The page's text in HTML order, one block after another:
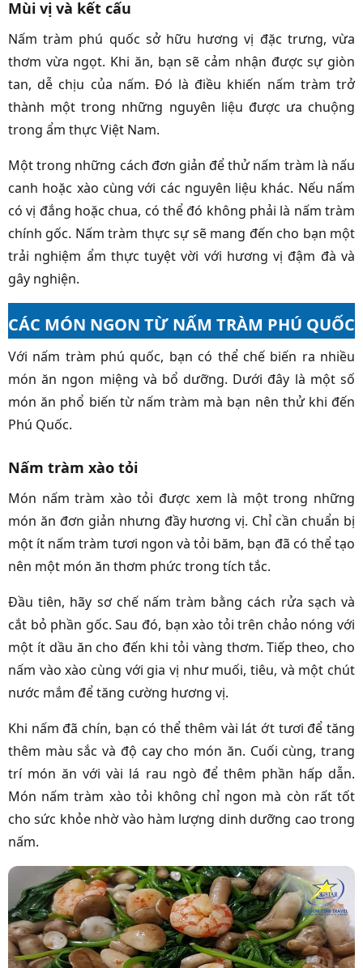
Mùi vị và kết cấu
Nấm tràm phú quốc sở hữu hương vị đặc trưng, vừa
thơm vừa ngọt. Khi ăn, bạn sẽ cảm nhận được sự giòn
tan, dễ chịu của nấm. Đó là điều khiến nấm tràm trở
thành một trong những nguyên liệu được ưa chuộng
trong ẩm thực Việt Nam.
Một trong những cách đơn giản để thử nấm tràm là nấu
canh hoặc xào cùng với các nguyên liệu khác. Nếu nấm
có vị đắng hoặc chua, có thể đó không phải là nấm tràm
chính gốc. Nấm tràm thực sự sẽ mang đến cho bạn một
trải nghiệm ẩm thực tuyệt vời với hương vị đậm đà và
gây nghiện.
CÁC MÓN NGON TỪ NẤM TRÀM PHÚ QUỐC
Với nấm tràm phú quốc, bạn có thể chế biến ra nhiều
món ăn ngon miệng và bổ dưỡng. Dưới đây là một số
món ăn phổ biến từ nấm tràm mà bạn nên thử khi đến
Phú Quốc.
Nấm tràm xào tỏi
Món nấm tràm xào tỏi được xem là một trong những
món ăn đơn giản nhưng đầy hương vị. Chỉ cần chuẩn bị
một ít nấm tràm tươi ngon và tỏi băm, bạn đã có thể tạo
nên một món ăn thơm phức trong tích tắc.
Đầu tiên, hãy sơ chế nấm tràm bằng cách rửa sạch và
cắt bỏ phần gốc. Sau đó, bạn xào tỏi trên chảo nóng với
một ít dầu ăn cho đến khi tỏi vàng thơm. Tiếp theo, cho
nấm vào xào cùng với gia vị như muối, tiêu, và một chút
nước mắm để tăng cường hương vị.
Khi nấm đã chín, bạn có thể thêm vài lát ớt tươi để tăng
thêm màu sắc và độ cay cho món ăn. Cuối cùng, trang
trí món ăn với vài lá rau ngò để thêm phần hấp dẫn.
Món nấm tràm xào tỏi không chỉ ngon mà còn rất tốt
cho sức khỏe nhờ vào hàm lượng dinh dưỡng cao trong
nấm.